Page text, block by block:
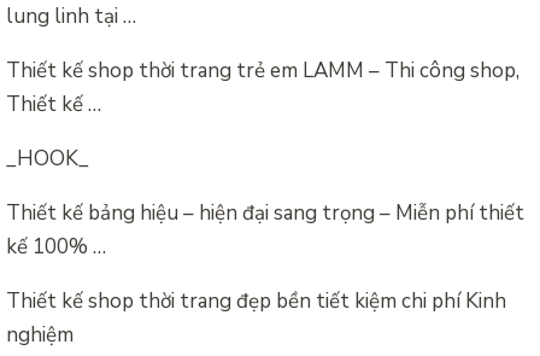
lung linh tại …
Thiết kế shop thời trang trẻ em LAMM – Thi công shop,
Thiết kế …
_HOOK_
Thiết kế bảng hiệu – hiện đại sang trọng – Miễn phí thiết
kế 100% …
Thiết kế shop thời trang đẹp bền tiết kiệm chi phí Kinh
nghiệm